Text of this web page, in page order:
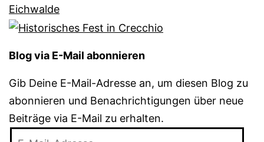
Blog via E-Mail abonnieren
Gib Deine E-Mail-Adresse an, um diesen Blog zu
abonnieren und Benachrichtigungen über neue
Beiträge via E-Mail zu erhalten.